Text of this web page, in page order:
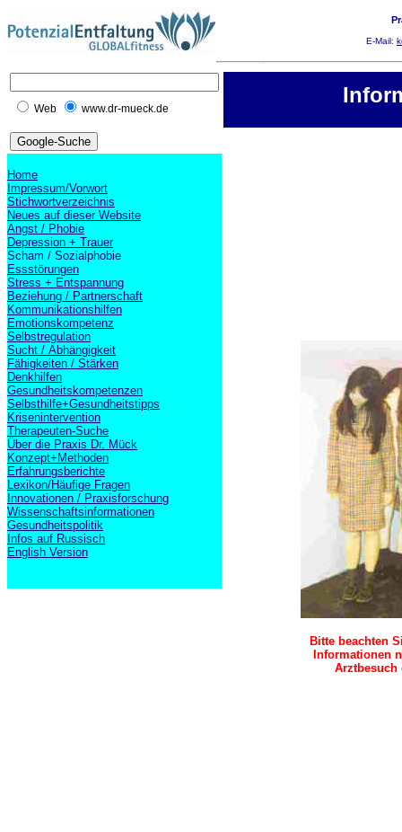
E-Mail:
Web www.dr-mueck.de
Home
Impressum/Vorwort
Stichwortverzeichnis
Neues auf dieser Website
Angst / Phobie
Depression + Trauer
Scham / Sozialphobie
Essstörungen
Stress + Entspannung
Beziehung / Partnerschaft
Kommunikationshilfen
Emotionskompetenz
Selbstregulation
Sucht / Abhängigkeit
Fähigkeiten / Stärken
Denkhilfen
Gesundheitskompetenzen
Selbsthilfe+Gesundheitstipps
Krisenintervention
Therapeuten-Suche
Über die Praxis Dr. Mück
Konzept+Methoden
Erfahrungsberichte
Lexikon/Häufige Fragen
Innovationen / Praxisforschung
Wissenschaftsinformationen
Gesundheitspolitik
Infos auf Russisch
English Version
Bitte beachten
Informationen
Arztbesuch